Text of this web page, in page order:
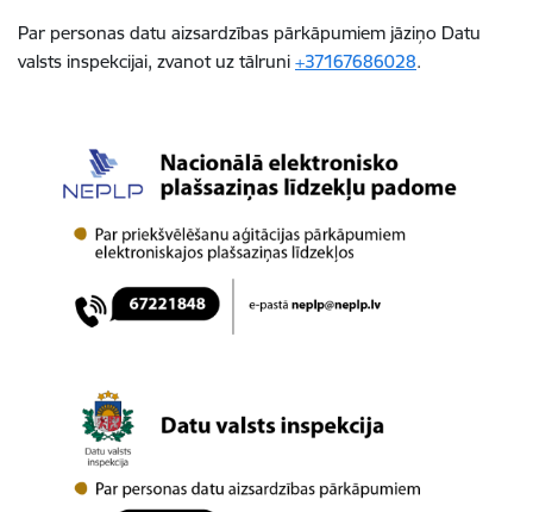
Par personas datu aizsardzības pārkāpumiem jāziņo Datu
valsts inspekcijai, zvanot uz tālruni +37167686028.